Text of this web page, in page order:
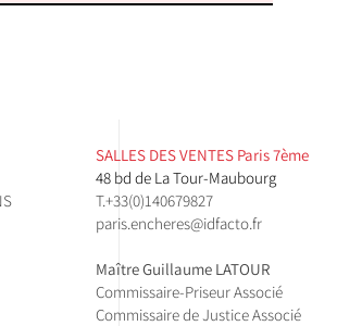
SALLES DES VENTES ​Paris 7ème
48 bd de La Tour-Maubourg
T.+33(0)140679827
paris.encheres@idfacto.fr
Maître Guillaume LATOUR
Commissaire-Priseur Associé
Commissaire de Justice Associé